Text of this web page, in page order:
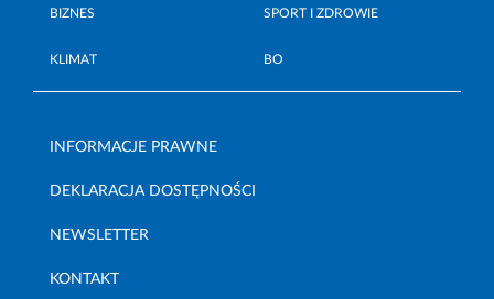
BIZNES SPORT I ZDROWIE
KLIMAT BO
INFORMACJE PRAWNE
DEKLARACJA DOSTĘPNOŚCI
NEWSLETTER
KONTAKT